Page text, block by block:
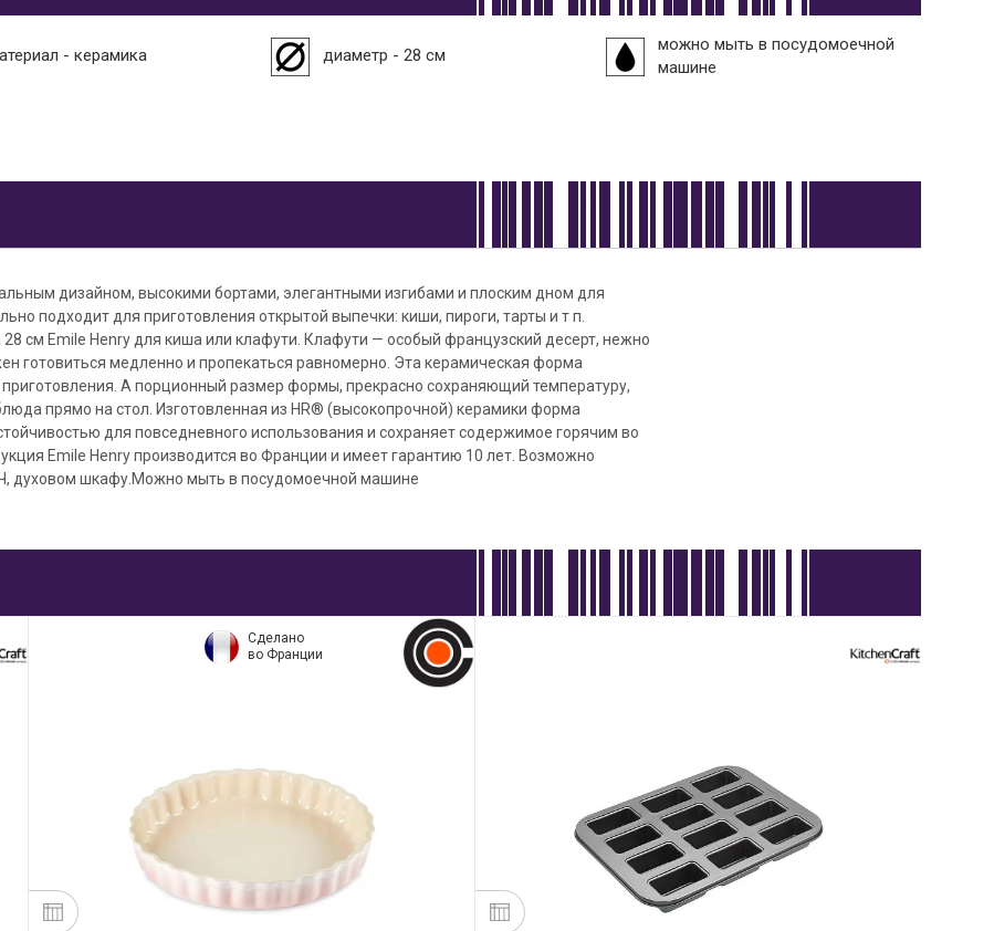
- керамика диаметр - 28 см
можно мыть в посудомоечной
машине
дизайном, высокими бортами, элегантными изгибами и плоским дном для
подходит для приготовления открытой выпечки: киши, пироги, тарты и т п.
см Emile Henry для киша или клафути. Клафути — особый французский десерт, нежно
готовиться медленно и пропекаться равномерно. Эта керамическая форма
А порционный размер формы, прекрасно сохраняющий температуру,
прямо на стол. Изготовленная из HR® (высокопрочной) керамики форма
для повседневного использования и сохраняет содержимое горячим во
Emile Henry производится во Франции и имеет гарантию 10 лет. Возможно
духовом шкафу.Можно мыть в посудомоечной машине
Сделано
во Франции